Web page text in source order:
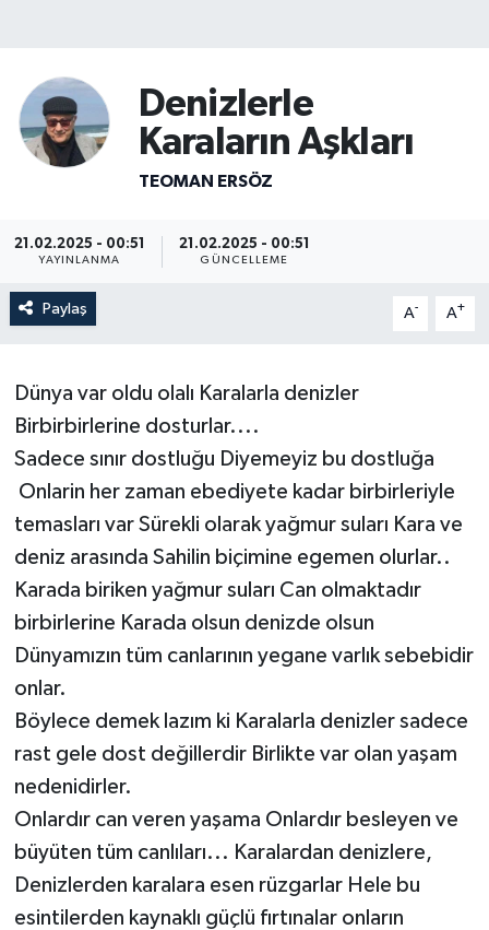
Denizlerle
Karaların Aşkları
TEOMAN ERSÖZ
21.02.2025 - 00:51
YAYINLANMA
21.02.2025 - 00:51
GÜNCELLEME
Paylaş A- A+
Dünya var oldu olalı Karalarla denizler
Birbirbirlerine dosturlar....
Sadece sınır dostluğu Diyemeyiz bu dostluğa
Onlarin her zaman ebediyete kadar birbirleriyle
temasları var Sürekli olarak yağmur suları Kara ve
deniz arasında Sahilin biçimine egemen olurlar..
Karada biriken yağmur suları Can olmaktadır
birbirlerine Karada olsun denizde olsun
Dünyamızın tüm canlarının yegane varlık sebebidir
onlar.
Böylece demek lazım ki Karalarla denizler sadece
rast gele dost değillerdir Birlikte var olan yaşam
nedenidirler.
Onlardır can veren yaşama Onlardır besleyen ve
büyüten tüm canlıları... Karalardan denizlere,
Denizlerden karalara esen rüzgarlar Hele bu
esintilerden kaynaklı güçlü fırtınalar onların